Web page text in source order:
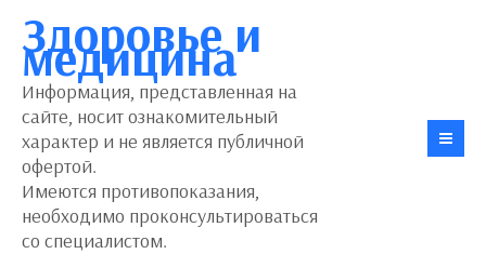
Здоровье и
медицина
Информация, представленная на
сайте, носит ознакомительный
характер и не является публичной
офертой.
Имеются противопоказания,
необходимо проконсультироваться
со специалистом.